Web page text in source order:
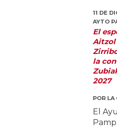
11 DE
AYTO
El
Aitzol
la
2027
POR LA
El